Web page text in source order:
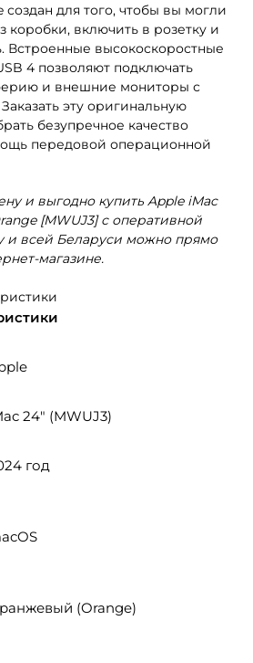
создан для того, чтобы вы могли
коробки, включить в розетку и
Встроенные высокоскоростные
4 позволяют подключать
и внешние мониторы с
эту оригинальную
безупречное качество
передовой операционной
и выгодно купить Apple iMac
[MWUJ3] с оперативной
и всей Беларуси можно прямо
магазине.
24″ (MWUJ3)
год
(Orange)